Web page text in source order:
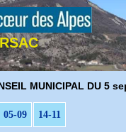
MUNICIPAL DU 5
05-09 14-11